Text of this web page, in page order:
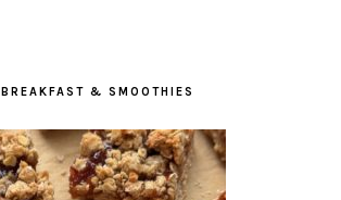
BREAKFAST & SMOOTHIES